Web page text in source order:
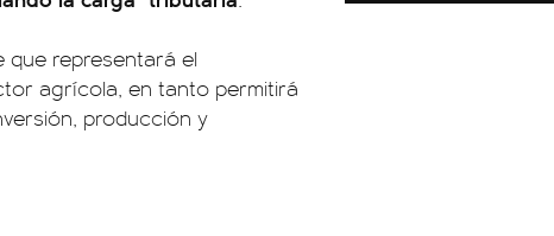
que representará el
agrícola, en tanto permitirá
producción y